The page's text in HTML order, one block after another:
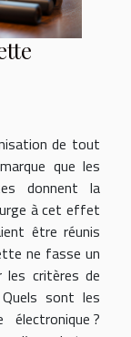
de tout
que les
donnent la
à cet effet
être réunis
ne fasse un
les critères de
sont les
?